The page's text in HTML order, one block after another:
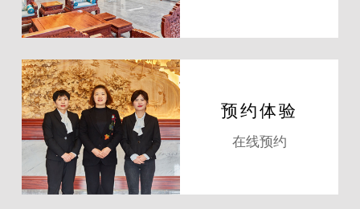
预约体验
在线预约